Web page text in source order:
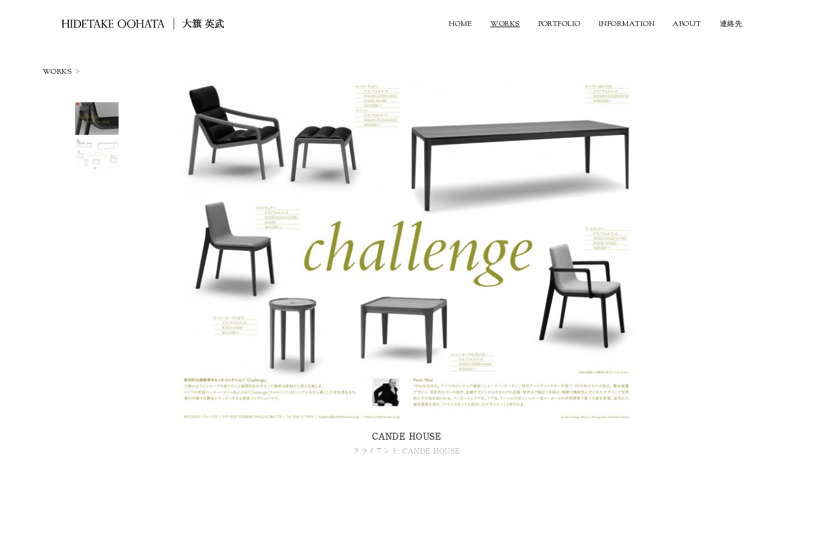
HOME WORKS PORTFOLIO INFORMATION ABOUT 連絡先
WORKS >
CANDE HOUSE
クライアント: CANDE HOUSE